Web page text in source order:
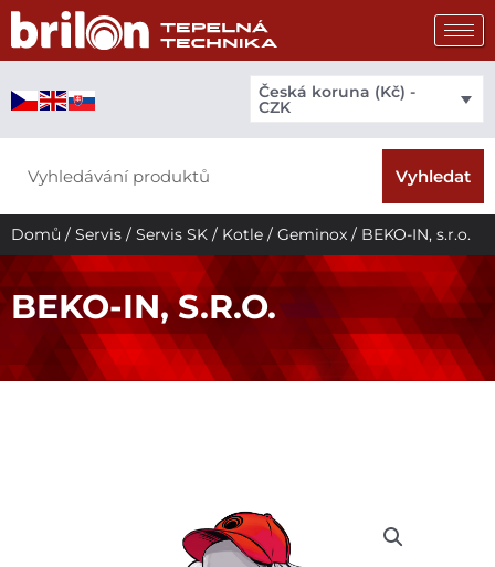
Přeskočit
obsah
Česká koruna (Kč) -
CZK
Vyhledat
Domů / Servis / Servis SK / Kotle / Geminox / BEKO-IN, s.r.o.
BEKO-IN, S.R.O.